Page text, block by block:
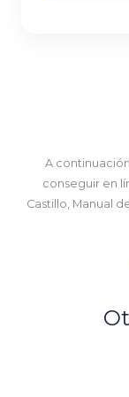
A
conseguir en
Castillo, Manual